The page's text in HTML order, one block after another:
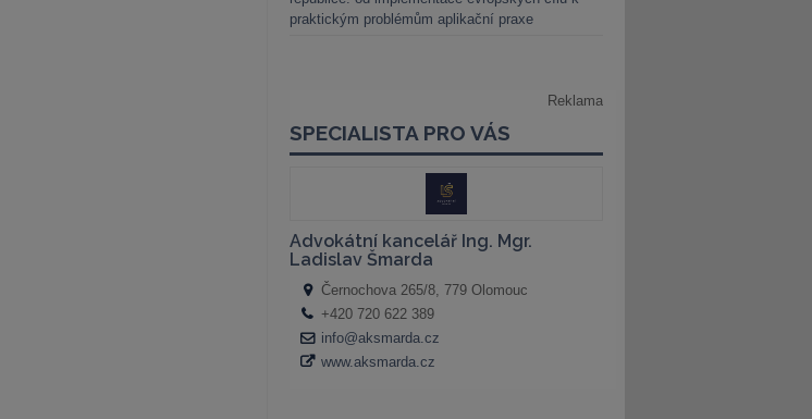
praktickým problémům aplikační praxe